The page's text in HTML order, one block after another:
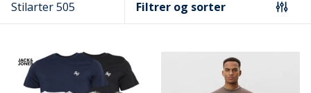
Stilarter 505 Filtrer og sorter